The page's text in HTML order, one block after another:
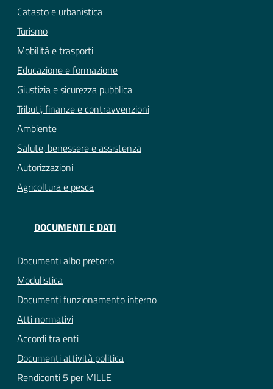
Catasto e urbanistica
Turismo
Mobilità e trasporti
Educazione e formazione
Giustizia e sicurezza pubblica
Tributi, finanze e contravvenzioni
Ambiente
Salute, benessere e assistenza
Autorizzazioni
Agricoltura e pesca
DOCUMENTI E DATI
Documenti albo pretorio
Modulistica
Documenti funzionamento interno
Atti normativi
Accordi tra enti
Documenti attività politica
Rendiconti 5 per MILLE